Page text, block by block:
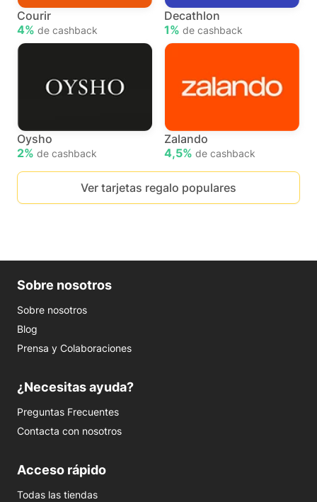
Courir
4% de cashback
Decathlon
1% de cashback
Oysho
2% de cashback
Zalando
4,5% de cashback
Ver tarjetas regalo populares
Sobre nosotros
Sobre nosotros
Blog
Prensa y Colaboraciones
¿Necesitas ayuda?
Preguntas Frecuentes
Contacta con nosotros
Acceso rápido
Todas las tiendas